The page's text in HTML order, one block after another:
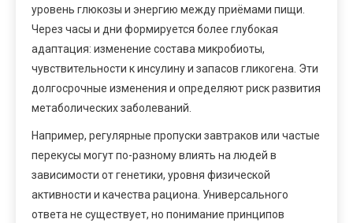
уровень глюкозы и энергию между приёмами пищи.
Через часы и дни формируется более глубокая
адаптация: изменение состава микробиоты,
чувствительности к инсулину и запасов гликогена. Эти
долгосрочные изменения и определяют риск развития
метаболических заболеваний.
Например, регулярные пропуски завтраков или частые
перекусы могут по-разному влиять на людей в
зависимости от генетики, уровня физической
активности и качества рациона. Универсального
ответа не существует, но понимание принципов